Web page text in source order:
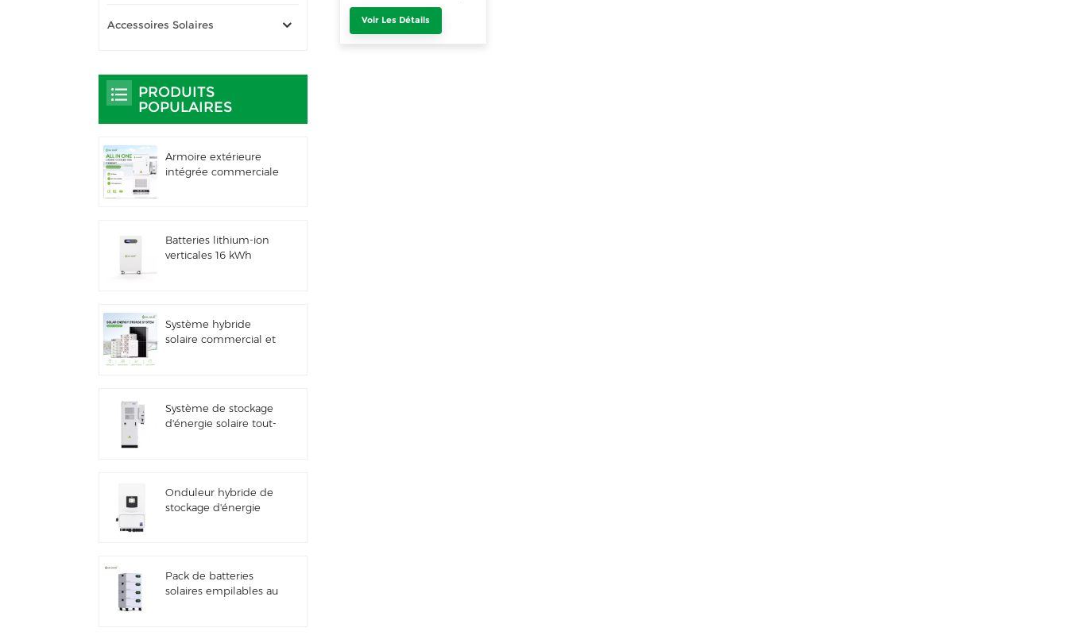
commercial et industriel
Voir Les Détails
Accessoires Solaires
PRODUITS
POPULAIRES
Armoire extérieure
intégrée commerciale
Batteries lithium-ion
verticales 16 kWh
Système hybride
solaire commercial et
Système de stockage
d'énergie solaire tout-
à batterie lithium 60
kWh, extérieur, 51,2 V,
Onduleur hybride de
stockage d'énergie
Pack de batteries
solaires empilables au